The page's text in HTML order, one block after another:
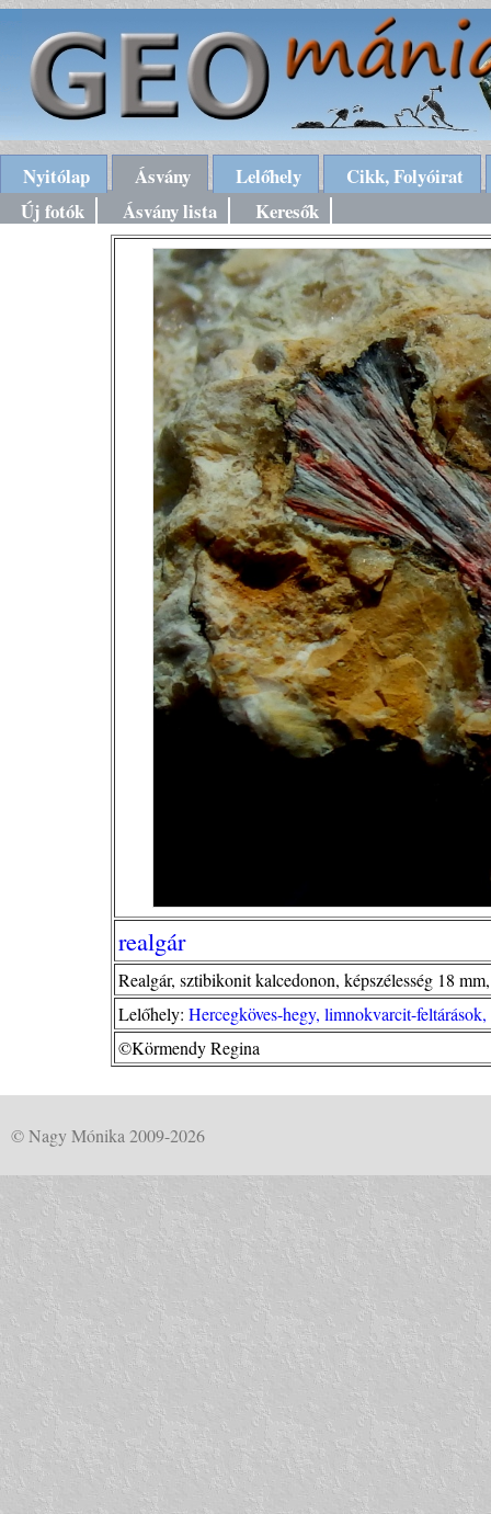
Nyitólap Ásvány Lelőhely
Cikk, Folyóirat
Új fotók
Ásvány lista Keresők
realgár
Realgár, sztibikonit kalcedonon, képszélesség 18
Lelőhely: Hercegköves-hegy, limnokvarcit-
©Körmendy Regina
© Nagy Mónika 2009-2026